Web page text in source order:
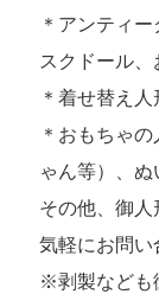
＊アンティ
スクドール、
＊着せ替え
＊おもちゃ
ゃん等）、ぬ
その他、御
気軽にお問い
※剥製なども